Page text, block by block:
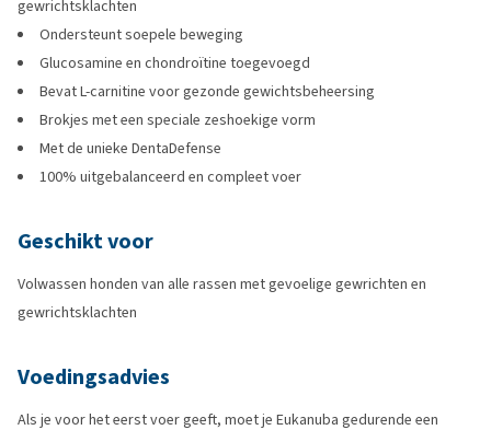
gewrichtsklachten
Ondersteunt soepele beweging
Glucosamine en chondroïtine toegevoegd
Bevat L-carnitine voor gezonde gewichtsbeheersing
Brokjes met een speciale zeshoekige vorm
Met de unieke DentaDefense
100% uitgebalanceerd en compleet voer
Geschikt voor
Volwassen honden van alle rassen met gevoelige gewrichten en
gewrichtsklachten
Voedingsadvies
Als je voor het eerst voer geeft, moet je Eukanuba gedurende een